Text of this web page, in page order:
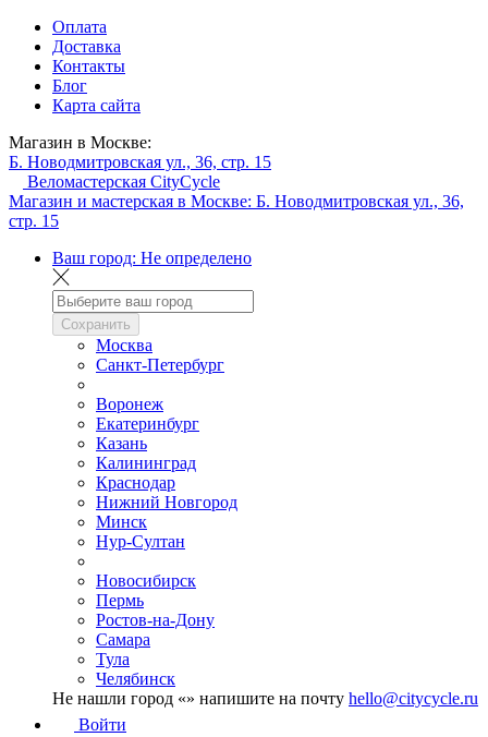
Оплата
Доставка
Контакты
Блог
Карта сайта
Магазин в Москве:
Б. Новодмитровская ул., 36, стр. 15
Веломастерская CityCycle
Магазин и мастерская в Москве: Б. Новодмитровская ул., 36,
стр. 15
Ваш город: Не определено
Сохранить
Москва
Санкт-Петербург
Воронеж
Екатеринбург
Казань
Калининград
Краснодар
Нижний Новгород
Минск
Нур-Султан
Новосибирск
Пермь
Ростов-на-Дону
Самара
Тула
Челябинск
Не нашли город «» напишите на почту hello@citycycle.ru
Войти